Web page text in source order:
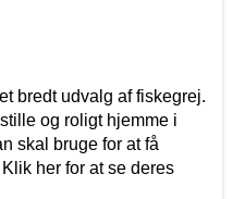
bredt udvalg af fiskegrej.
og roligt hjemme i
skal bruge for at få
her for at se deres